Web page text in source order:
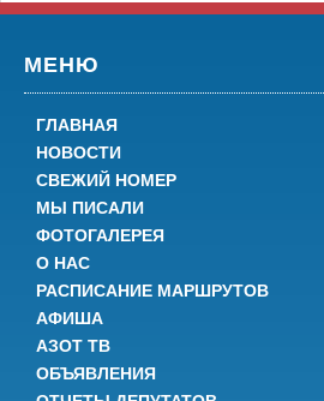
МЕНЮ
ГЛАВНАЯ
НОВОСТИ
СВЕЖИЙ НОМЕР
МЫ ПИСАЛИ
ФОТОГАЛЕРЕЯ
О НАС
РАСПИСАНИЕ МАРШРУТОВ
АФИША
АЗОТ ТВ
ОБЪЯВЛЕНИЯ